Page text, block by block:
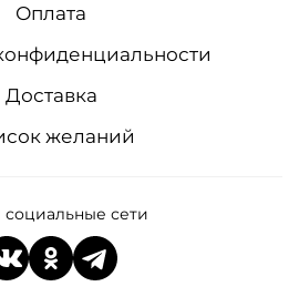
Оплата
Доставка
желаний
сети